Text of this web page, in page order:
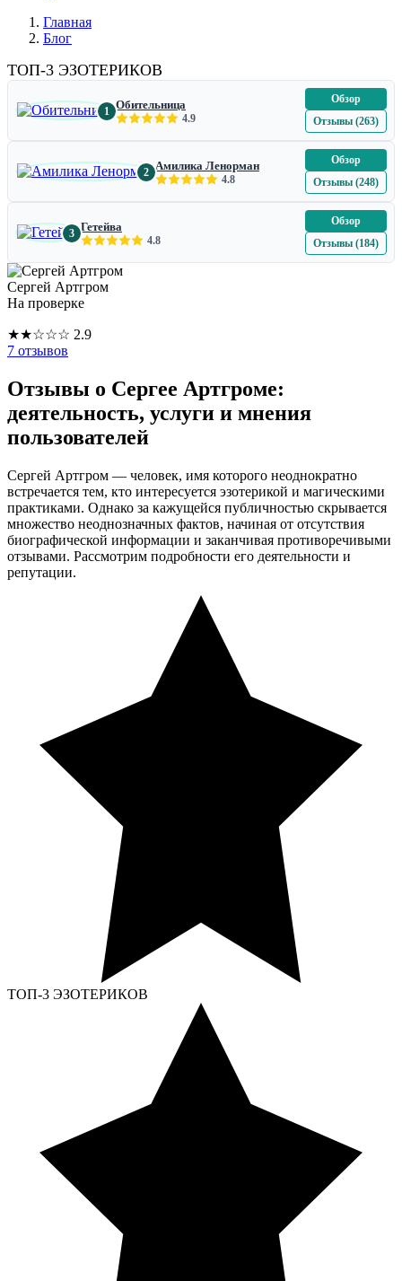
Главная
Блог
ТОП-3 ЭЗОТЕРИКОВ
1 Обительница
4.9
Обзор
Отзывы (263)
2 Амилика Ленорман
4.8
Обзор
Отзывы (248)
3 Гетейва
4.8
Обзор
Отзывы (184)
Сергей Артгром
На проверке
★★☆☆☆ 2.9
7 отзывов
Отзывы о Сергее Артгроме:
деятельность, услуги и мнения
пользователей
Сергей Артгром — человек, имя которого неоднократно
встречается тем, кто интересуется эзотерикой и магическими
практиками. Однако за кажущейся публичностью скрывается
множество неоднозначных фактов, начиная от отсутствия
биографической информации и заканчивая противоречивыми
отзывами. Рассмотрим подробности его деятельности и
репутации.
ТОП-3 ЭЗОТЕРИКОВ